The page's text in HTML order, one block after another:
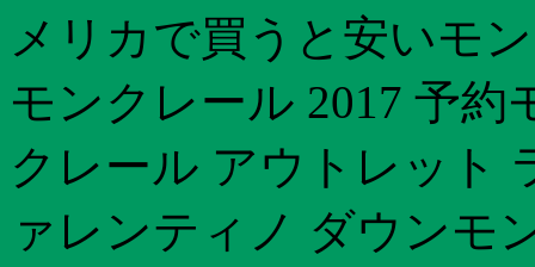
メリカで買うと安いモ
モンクレール 2017 予
クレール アウトレット
ァレンティノ ダウンモ